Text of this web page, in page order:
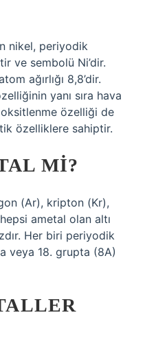
nikel, periyodik
ve sembolü Ni’dir.
ağırlığı 8,8’dir.
yanı sıra hava
özelliği de
özelliklere sahiptir.
MI?
(Ar), kripton (Kr),
ametal olan altı
Her biri periyodik
veya 18. grupta (8A)